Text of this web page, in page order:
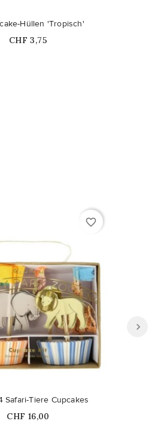
Hüllen 'Tropisch'
Price
CHF 3,75
favorite_border
Safari-Tiere Cupcakes
Price
CHF 16,00